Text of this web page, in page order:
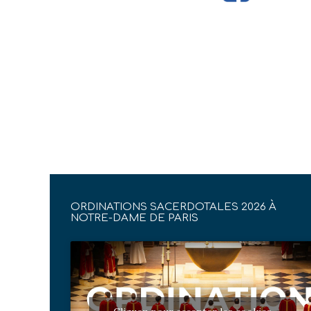
ORDINATIONS SACERDOTALES 2026 À
NOTRE-DAME DE PARIS